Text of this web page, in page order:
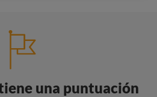
una puntuación